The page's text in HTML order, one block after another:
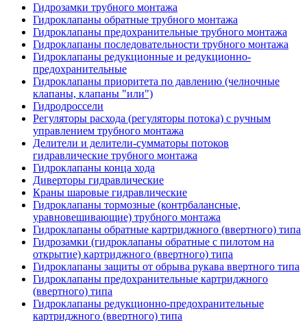
Гидрозамки трубного монтажа
Гидроклапаны обратные трубного монтажа
Гидроклапаны предохранительные трубного монтажа
Гидроклапаны последовательности трубного монтажа
Гидроклапаны редукционные и редукционно-
предохранительные
Гидроклапаны приоритета по давлению (челночные
клапаны, клапаны "или")
Гидродроссели
Регуляторы расхода (регуляторы потока) с ручным
управлением трубного монтажа
Делители и делители-сумматоры потоков
гидравлические трубного монтажа
Гидроклапаны конца хода
Диверторы гидравлические
Краны шаровые гидравлические
Гидроклапаны тормозные (контрбалансные,
уравновешивающие) трубного монтажа
Гидроклапаны обратные картриджного (ввертного) типа
Гидрозамки (гидроклапаны обратные с пилотом на
открытие) картриджного (ввертного) типа
Гидроклапаны защиты от обрыва рукава ввертного типа
Гидроклапаны предохранительные картриджного
(ввертного) типа
Гидроклапаны редукционно-предохранительные
картриджного (ввертного) типа